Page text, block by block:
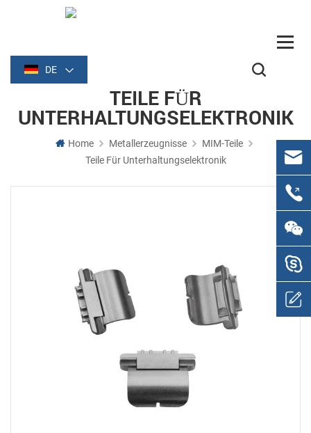
DE
TEILE FÜR
UNTERHALTUNGSELEKTRONIK
Home Metallerzeugnisse
MIM-Teile
Teile Für Unterhaltungselektronik